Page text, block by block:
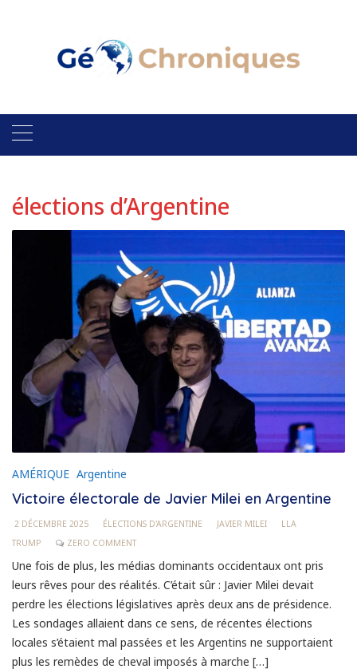
élections d’Argentine
AMÉRIQUE Argentine
Victoire électorale de Javier Milei en Argentine
2 DÉCEMBRE 2025 ÉLECTIONS D'ARGENTINE JAVIER MILEI
LLA
TRUMP
ZERO COMMENT
Une fois de plus, les médias dominants occidentaux ont pris
leurs rêves pour des réalités. C’était sûr : Javier Milei devait
perdre les élections législatives après deux ans de présidence.
Les sondages allaient dans ce sens, de récentes élections
locales s’étaient mal passées et les Argentins ne supportaient
plus les remèdes de cheval imposés à marche […]